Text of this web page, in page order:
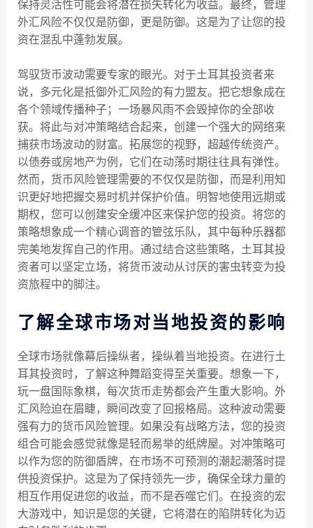
保持灵活性可能会将潜在损失转化为收益。最终，管理
外汇风险不仅仅是防御，更是防御。这是为了让您的投
资在混乱中蓬勃发展。
驾驭货币波动需要专家的眼光。对于土耳其投资者来
说，多元化是抵御外汇风险的有力盟友。把它想象成在
各个领域传播种子；一场暴风雨不会毁掉你的全部收
获。将此与对冲策略结合起来，创建一个强大的网络来
捕获市场波动的财富。拓展您的视野，超越传统资产。
以债券或房地产为例，它们在动荡时期往往具有弹性。
然而，货币风险管理需要的不仅仅是防御，而是利用知
识更好地把握交易时机并保护价值。明智地使用远期或
期权，您可以创建安全缓冲区来保护您的投资。将您的
策略​​想象成一个精心调音的管弦乐队，其中每种乐器都
完美地发挥自己的作用。通过结合这些策略，土耳其投
资者可以坚定立场，将货币波动从讨厌的害虫转变为投
资旅程中的脚注。
了解全球市场对当地投资的影响
全球市场就像幕后操纵者，操纵着当地投资。在进行土
耳其投资时，了解这种舞蹈变得至关重要。想象一下，
玩一盘国际象棋，每次货币走势都会产生重大影响。外
汇风险迫在眉睫，瞬间改变了回报格局。这种波动需要
强有力的货币风险管理。如果没有战略方法，您的投资
组合可能会感觉就像是轻而易举的纸牌屋。对冲策略可
以作为您的防御盾牌，在市场不可预测的潮起潮落时提
供投资保护。这是为了保持领先一步，确保全球力量的
相互作用促进您的收益，而不是吞噬它们。在投资的宏
大游戏中，知识是您的关键，它将潜在的陷阱转化为迈